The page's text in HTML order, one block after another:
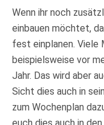
Wenn ihr noch
einbauen möchtet,
fest einplanen. Viele
beispielsweise vor
Jahr. Das wird aber
Sicht dies auch in
zum Wochenplan